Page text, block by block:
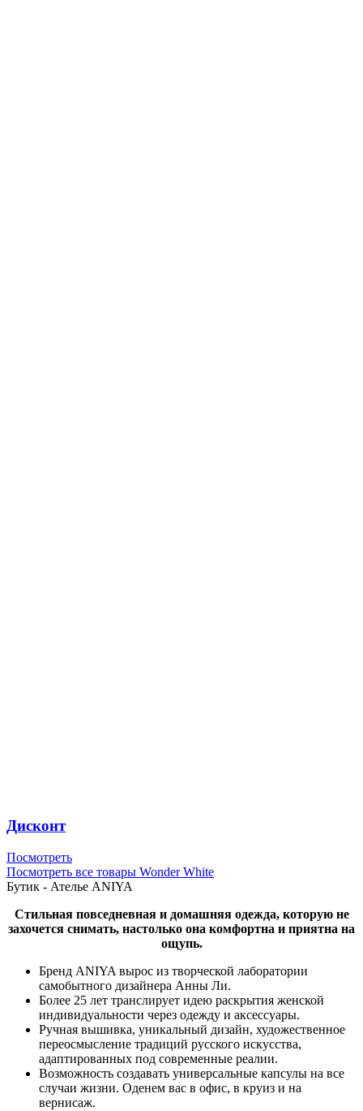
Дисконт
Посмотреть
Посмотреть все товары Wonder White
Бутик - Ателье ANIYA
Стильная повседневная и домашняя одежда, которую не
захочется снимать, настолько она комфортна и приятна на
ощупь.
Бренд ANIYA вырос из творческой лаборатории
самобытного дизайнера Анны Ли.
Более 25 лет транслирует идею раскрытия женской
индивидуальности через одежду и аксессуары.
Ручная вышивка, уникальный дизайн, художественное
переосмысление традиций русского искусства,
адаптированных под современные реалии.
Возможность создавать универсальные капсулы на все
случаи жизни. Оденем вас в офис, в круиз и на
вернисаж.